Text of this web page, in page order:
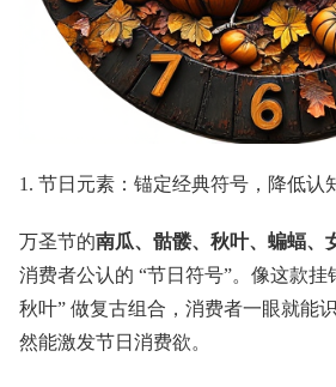
1. 节日元素：锚定经典符号，降低认
万圣节的南瓜、骷髅、秋叶、蝙蝠、
消费者公认的 “节日符号”。像这款挂
秋叶” 做复古组合，消费者一眼就能
然能激发节日消费欲。